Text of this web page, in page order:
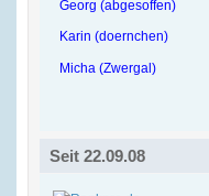
Georg (abgesoffen)
Karin (doernchen)
Micha (Zwergal)
Seit 22.09.08